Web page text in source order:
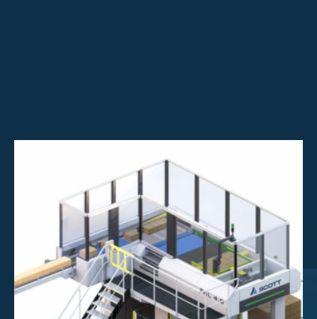
Overzicht beleggerscentrum
Werken bij Scott
Nieuws en evenementen